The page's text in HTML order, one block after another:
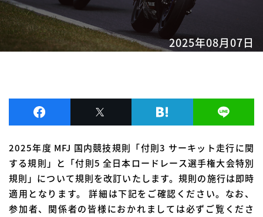
2025年08月07日
2025年度 MFJ 国内競技規則「付則3 サーキット走行に関
する規則」と「付則5 全日本ロードレース選手権大会特別
規則」について規則を改訂いたします。規則の施行は即時
適用となります。 詳細は下記をご確認ください。なお、
参加者、関係者の皆様におかれましては必ずご覧くださ